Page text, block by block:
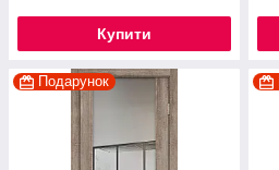
Купити
Подарунок